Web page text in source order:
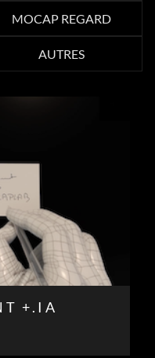
MOCAP REGARD
AUTRES
+.IA